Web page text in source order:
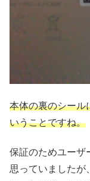
本体の裏のシール
いうことですね。
保証のためユーザ
思っていましたが